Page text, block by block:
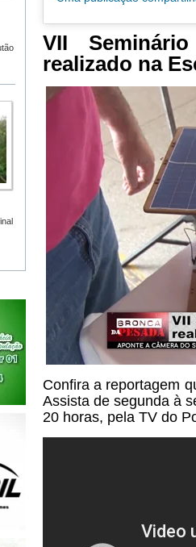
VII
realizado na
Confira a reportagem
Assista de segunda à
20 horas, pela TV do